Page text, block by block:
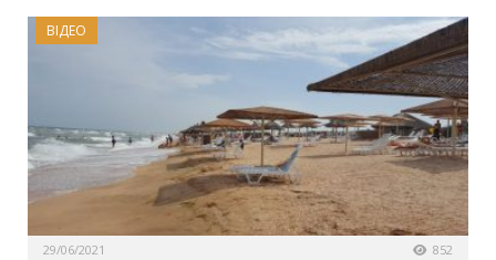
ВІДЕО
29/06/2021 852